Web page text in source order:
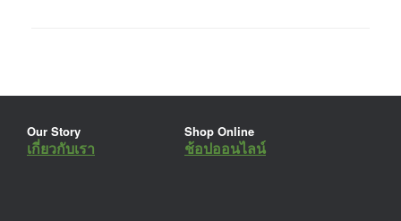
Our Story
เกี่ยวกับเรา
Shop Online
ช้อปออนไลน์